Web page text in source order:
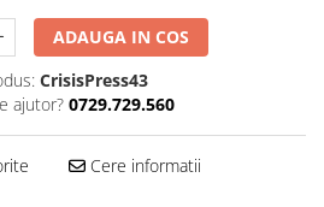
ADAUGA IN COS
CrisisPress43
ajutor? 0729.729.560
Cere informatii